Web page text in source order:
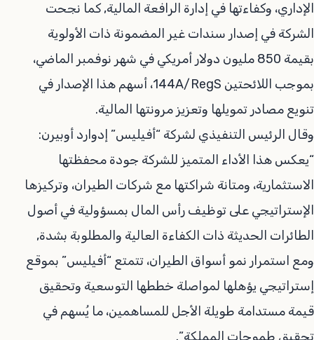
الإداري، وكفاءتها في إدارة الرافعة المالية, كما نجحت
الشركة في إصدار سندات غير المضمونة ذات الأولوية
بقيمة 850 مليون دولار أمريكي في شهر نوفمبر الماضي،
بموجب اللائحتين 144A/RegS، أسهم هذا الإصدار في
تنويع مصادر تمويلها وتعزيز مرونتها المالية.
وقال الرئيس التنفيذي لشركة “أفيليس” إدوارد أوبيرن:
“يعكس هذا الأداء المتميز للشركة جودة محفظتها
الاستثمارية، ومتانة شراكتها مع شركات الطيران، وتركيزها
الإستراتيجي على توظيف رأس المال بمسؤولية في أصول
الطائرات الحديثة ذات الكفاءة العالية والمطلوبة بشدة,
ومع استمرار نمو أسواق الطيران، تتمتع “أفيليس” بموقع
إستراتيجي يؤهلها لمواصلة خططها التوسعية وتحقيق
قيمة مستدامة طويلة الأجل للمساهمين، ما يُسهم في
تحقيق طموحات المملكة”.